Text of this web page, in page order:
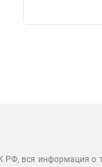
РФ, вся информация о